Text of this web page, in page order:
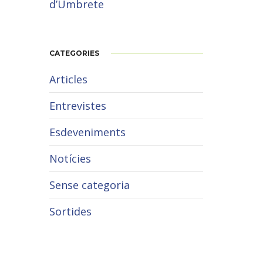
d’Umbrete
CATEGORIES
Articles
Entrevistes
Esdeveniments
Notícies
Sense categoria
Sortides